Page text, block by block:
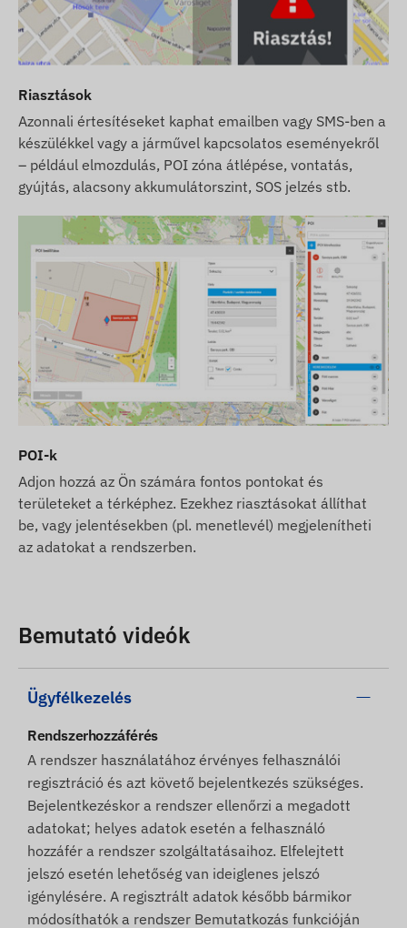
Riasztások
Azonnali értesítéseket kaphat emailben vagy SMS-ben a
készülékkel vagy a járművel kapcsolatos eseményekről
– például elmozdulás, POI zóna átlépése, vontatás,
gyújtás, alacsony akkumulátorszint, SOS jelzés stb.
POI-k
Adjon hozzá az Ön számára fontos pontokat és
területeket a térképhez. Ezekhez riasztásokat állíthat
be, vagy jelentésekben (pl. menetlevél) megjelenítheti
az adatokat a rendszerben.
Bemutató videók
Ügyfélkezelés
Rendszerhozzáférés
A rendszer használatához érvényes felhasználói
regisztráció és azt követő bejelentkezés szükséges.
Bejelentkezéskor a rendszer ellenőrzi a megadott
adatokat; helyes adatok esetén a felhasználó
hozzáfér a rendszer szolgáltatásaihoz. Elfelejtett
jelszó esetén lehetőség van ideiglenes jelszó
igénylésére. A regisztrált adatok később bármikor
módosíthatók a rendszer Bemutatkozás funkcióján